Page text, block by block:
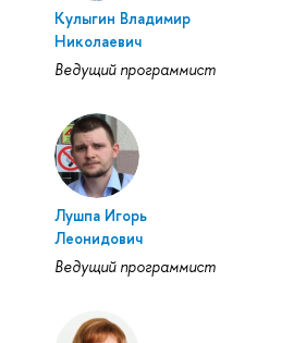
Кулыгин Владимир
Николаевич
Ведущий программист
Лушпа Игорь
Леонидович
Ведущий программист